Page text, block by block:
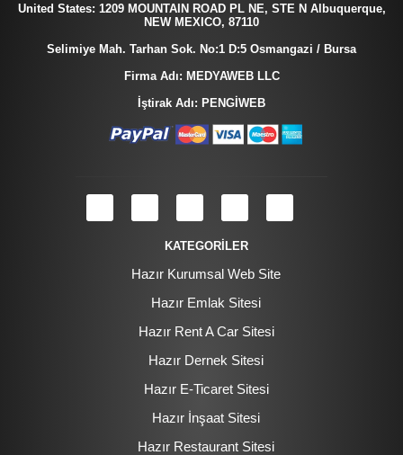
United States: 1209 MOUNTAIN ROAD PL NE, STE N Albuquerque,
NEW MEXICO, 87110
Selimiye Mah. Tarhan Sok. No:1 D:5 Osmangazi / Bursa
Firma Adı: MEDYAWEB LLC
İştirak Adı: PENGİWEB
KATEGORİLER
Hazır Kurumsal Web Site
Hazır Emlak Sitesi
Hazır Rent A Car Sitesi
Hazır Dernek Sitesi
Hazır E-Ticaret Sitesi
Hazır İnşaat Sitesi
Hazır Restaurant Sitesi